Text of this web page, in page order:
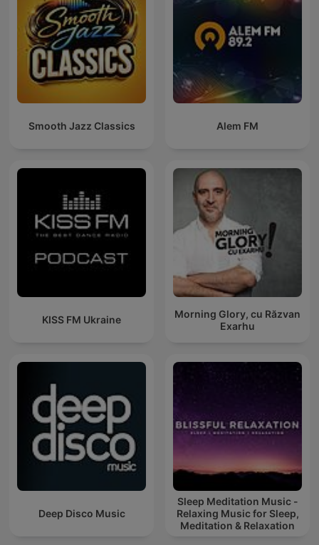
Smooth Jazz Classics Alem FM
KISS FM Ukraine
Morning Glory, cu Răzvan
Exarhu
Deep Disco Music
Sleep Meditation Music -
Relaxing Music for Sleep,
Meditation & Relaxation